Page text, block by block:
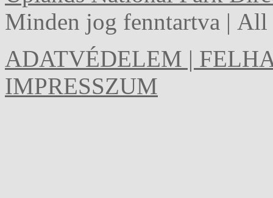
Minden jog fenntartva |
ADATVÉDELEM |
IMPRESSZUM